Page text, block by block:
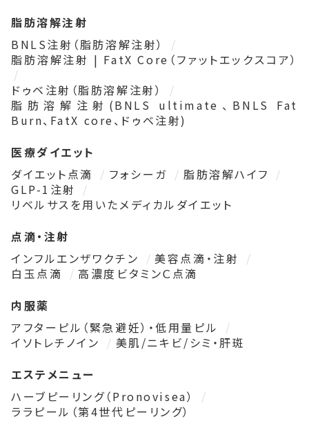
脂肪溶解注射
BNLS注射（脂肪溶解注射）
脂肪溶解注射 | FatX Core（ファットエックスコア）
ドゥベ注射（脂肪溶解注射）
脂肪溶解注射(BNLS ultimate、BNLS Fat
Burn、FatX core、ドゥベ注射)
医療ダイエット
ダイエット点滴
フォシーガ
脂肪溶解ハイフ
GLP-1注射
リベルサスを用いたメディカルダイエット
点滴・注射
インフルエンザワクチン
美容点滴・注射
白玉点滴
高濃度ビタミンＣ点滴
内服薬
アフターピル（緊急避妊）・低用量ピル
イソトレチノイン
美肌/ニキビ/シミ・肝斑
エステメニュー
ハーブピーリング（Pronovisea）
ララピール（第4世代ピーリング）